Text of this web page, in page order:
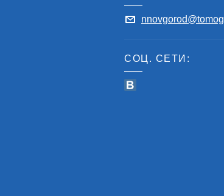
СОЦ. СЕТИ: